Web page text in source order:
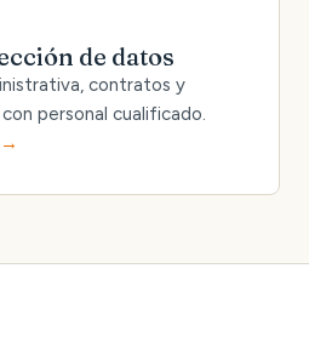
de datos
contratos y
personal cualificado.